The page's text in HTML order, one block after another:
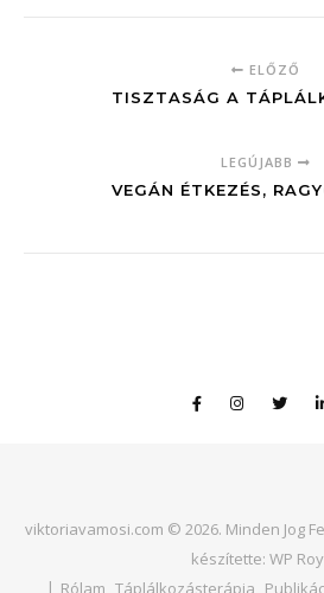
ELŐZŐ
TISZTASÁG A
LEGÚJABB
VEGÁN ÉTKEZÉS,
viktoriavamosi.com © 2026. Minden Jog
készítette: WP
Rólam Táplálkozásterápia